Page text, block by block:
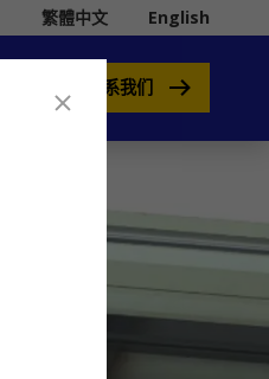
繁體中文 English
联系我们